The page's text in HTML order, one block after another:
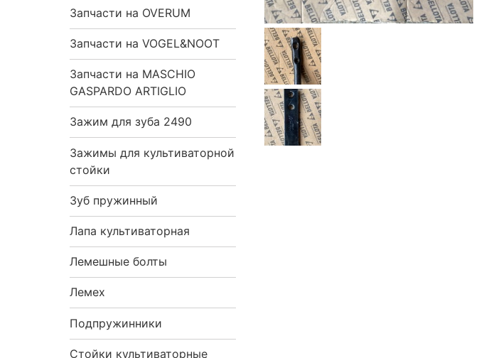
Запчасти на OVERUM
Запчасти на VOGEL&NOOT
Запчасти на MASCHIO
GASPARDO ARTIGLIO
Зажим для зуба 2490
Зажимы для культиваторной
стойки
Зуб пружинный
Лапа культиваторная
Лемешные болты
Лемех
Подпружинники
Стойки культиваторные